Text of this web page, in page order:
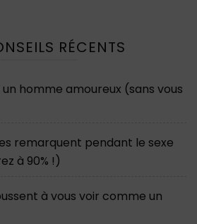
RÉCENTS
homme amoureux (sans vous
remarquent pendant le sexe
à 90% !)
à vous voir comme un